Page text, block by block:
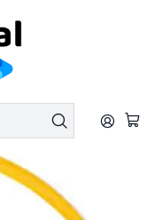
ENVIO GRATIS
con balón